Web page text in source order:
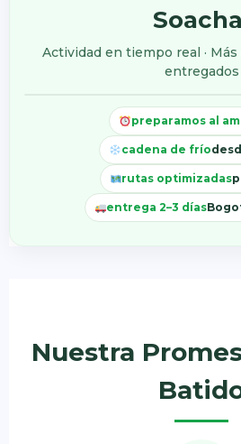
Actividad en tiempo real · Más
entregados
parada 2
parada 3
parada 4
parada 5parada 6
parada 7
parada 8parada 9parada 10
preparamos al
cadena de frío
rutas optimizadas
entrega 2–3 días
Nuestra